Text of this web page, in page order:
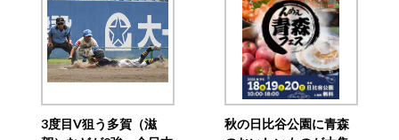
3度目V狙う多賀（滋
秋の日比谷公園に青森